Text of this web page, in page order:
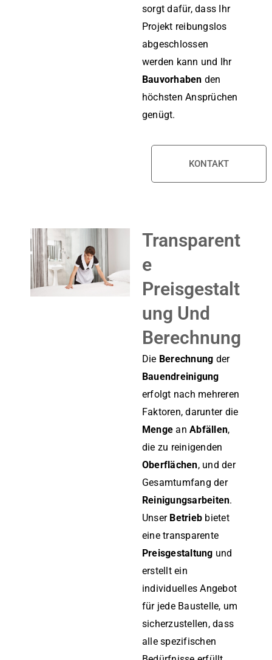
sorgt dafür, dass Ihr
Projekt reibungslos
abgeschlossen
werden kann und Ihr
Bauvorhaben den
höchsten Ansprüchen
genügt.
KONTAKT
Transparent
E
Preisgestalt
Ung Und
Berechnung
Die Berechnung der
Bauendreinigung
erfolgt nach mehreren
Faktoren, darunter die
Menge anAbfällen,
die zu reinigenden
Oberflächen, und der
Gesamtumfang der
Reinigungsarbeiten.
Unser Betrieb bietet
eine transparente
Preisgestaltung und
erstellt ein
individuelles Angebot
für jede Baustelle, um
sicherzustellen, dass
alle spezifischen